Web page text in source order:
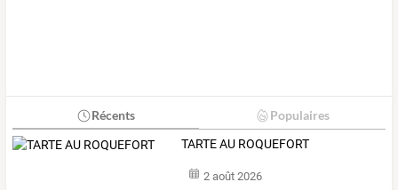
Récents Populaires
TARTE AU ROQUEFORT
2 août 2026